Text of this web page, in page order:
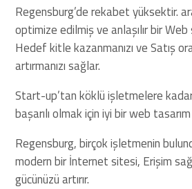
Regensburg’de rekabet yüksektir.
optimize edilmiş ve anlaşılır bir
Hedef kitle kazanmanızı ve Satış
artırmanızı sağlar.
Start-up’tan köklü işletmelere
başarılı olmak için iyi bir web tasarım
Regensburg, birçok işletmenin
modern bir İnternet sitesi, Erişim
gücünüzü artırır.